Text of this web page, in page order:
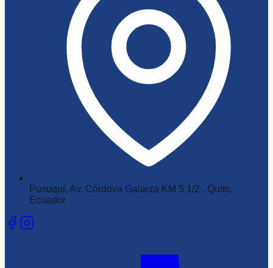
Pusuquí, Av. Córdova Galarza KM 5 1/2 , Quito,
Ecuador